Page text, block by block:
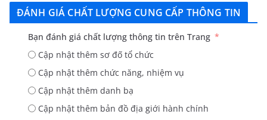
ĐÁNH GIÁ CHẤT LƯỢNG CUNG CẤP THÔNG TIN
Bạn đánh giá chất lượng thông tin trên Trang
Cập nhật thêm sơ đố tổ chức
Cập nhật thêm chức năng, nhiệm vụ
Cập nhật thêm danh bạ
Cập nhật thêm bản đồ địa giới hành chính